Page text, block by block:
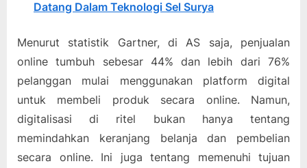
Datang Dalam Teknologi Sel Surya
Menurut statistik Gartner, di AS saja, penjualan
online tumbuh sebesar 44% dan lebih dari 76%
pelanggan mulai menggunakan platform digital
untuk membeli produk secara online. Namun,
digitalisasi di ritel bukan hanya tentang
memindahkan keranjang belanja dan pembelian
secara online. Ini juga tentang memenuhi tujuan